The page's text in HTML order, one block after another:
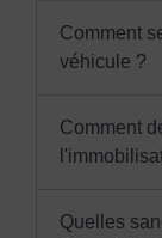
Comment
véhicule ?
Comment
Quelles